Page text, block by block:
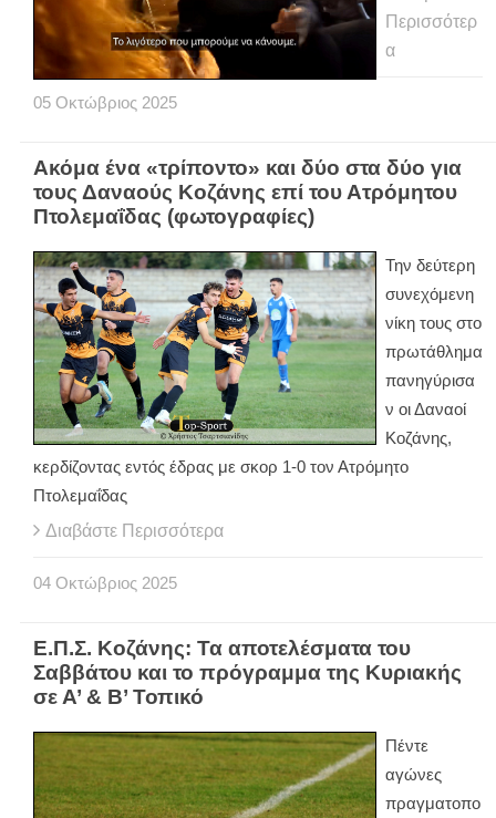
Περισσότερ
α
05 Οκτώβριος 2025
Ακόμα ένα «τρίποντο» και δύο στα δύο για
τους Δαναούς Κοζάνης επί του Ατρόμητου
Πτολεμαΐδας (φωτογραφίες)
Την δεύτερη
συνεχόμενη
νίκη τους στο
πρωτάθλημα
πανηγύρισα
ν οι Δαναοί
Κοζάνης,
κερδίζοντας εντός έδρας με σκορ 1-0 τον Ατρόμητο
Πτολεμαΐδας
Διαβάστε Περισσότερα
04 Οκτώβριος 2025
Ε.Π.Σ. Κοζάνης: Τα αποτελέσματα του
Σαββάτου και το πρόγραμμα της Κυριακής
σε Α’ & Β’ Τοπικό
Πέντε
αγώνες
πραγματοπο